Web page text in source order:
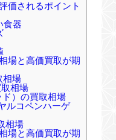
価されるポイント
食器
場と高価買取が期
相場
相場
）の買取相場
ルコペンハーゲ
相場
場と高価買取が期